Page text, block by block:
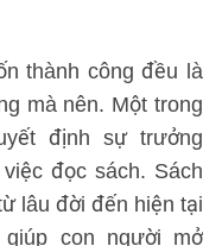
thành công đều là
mà nên. Một trong
định sự trưởng
đọc sách. Sách
lâu đời đến hiện tại
con người mở